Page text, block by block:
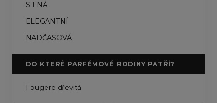
SILNÁ
ELEGANTNÍ
NADČASOVÁ
DO KTERÉ PARFÉMOVÉ RODINY PATŘÍ?
Fougère dřevitá